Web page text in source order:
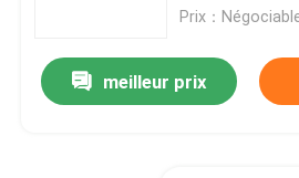
Module d'alimentation
Prix：
meilleur prix